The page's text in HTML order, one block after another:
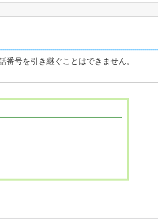
号を引き継ぐことはできません。